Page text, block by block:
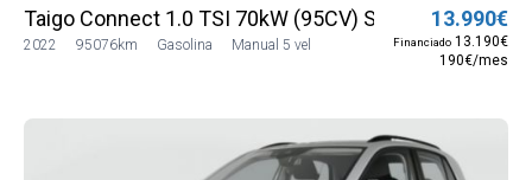
Taigo Connect 1.0 TSI 70kW (95CV) SG5 (CS13MV12)
2022 95076km Gasolina Manual 5 vel
13.990€
Financiado 13.190€
190€/mes